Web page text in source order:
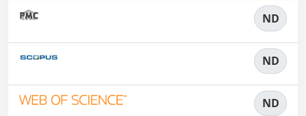
ND
ND
ND